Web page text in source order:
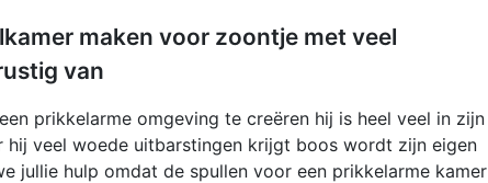
maken voor zoontje met veel
van
prikkelarme omgeving te creëren hij is heel veel in zijn
veel woede uitbarstingen krijgt boos wordt zijn eigen
jullie hulp omdat de spullen voor een prikkelarme kamer